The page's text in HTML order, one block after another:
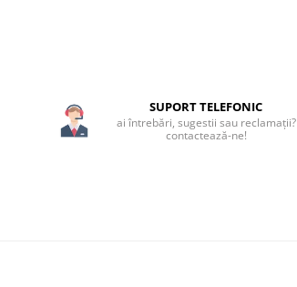
SUPORT TELEFONIC
ai întrebări, sugestii sau reclamații?
contactează-ne!